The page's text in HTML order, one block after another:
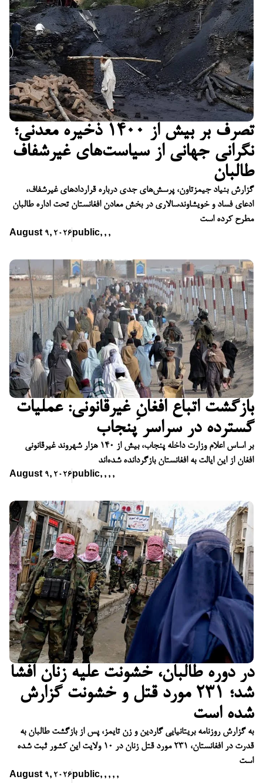
تصرف بر بیش از ۱۴۰۰ ذخیره معدنی؛
نگرانی جهانی از سیاست‌های غیرشفاف
طالبان
گزارش بنیاد جیمزتاون، پرسش‌های جدی درباره قراردادهای غیرشفاف،
ادعای فساد و خویشاوندسالاری در بخش معادن افغانستان تحت اداره طالبان
مطرح کرده است
August 9, 2026 public, , ,
بازگشت اتباع افغانِ غیرقانونی: عملیات
گسترده در سراسر پنجاب
بر اساس اعلام وزارت داخله پنجاب، بیش از ۱۴۰ هزار شهروند غیرقانونی
افغان از این ایالت به افغانستان بازگردانده شده‌اند
August 9, 2026 public, , , ,
در دوره طالبان، خشونت علیه زنان افشا
شد؛ ۲۳۱ مورد قتل و خشونت گزارش
شده است
به گزارش روزنامه بریتانیایی گاردین و زن تایمز، پس از بازگشت طالبان به
قدرت در افغانستان، ۲۳۱ مورد قتل زنان در ۱۰ ولایت این کشور ثبت شده
است
August 9, 2026 public, , , , ,